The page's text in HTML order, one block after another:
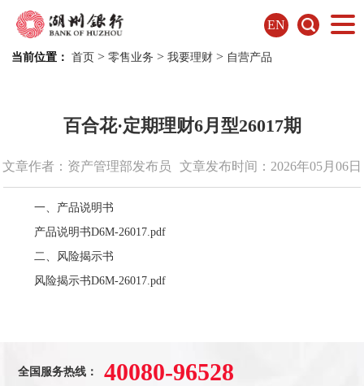
EN
当前位置： 首页 >零售业务 >我要理财 > 自营产品
百合花·定期理财6月型26017期
文章作者：资产管理部发布员 文章发布时间：2026年05月06日
一、产品说明书
产品说明书D6M-26017.pdf
二、风险揭示书
风险揭示书D6M-26017.pdf
全国服务热线： 40080-96528